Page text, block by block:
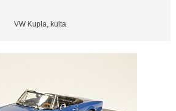
VW Kupla, kulta